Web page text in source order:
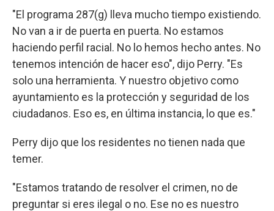
"El programa 287(g) lleva mucho tiempo existiendo.
No van a ir de puerta en puerta. No estamos
haciendo perfil racial. No lo hemos hecho antes. No
tenemos intención de hacer eso", dijo Perry. "Es
solo una herramienta. Y nuestro objetivo como
ayuntamiento es la protección y seguridad de los
ciudadanos. Eso es, en última instancia, lo que es."
Perry dijo que los residentes no tienen nada que
temer.
"Estamos tratando de resolver el crimen, no de
preguntar si eres ilegal o no. Ese no es nuestro